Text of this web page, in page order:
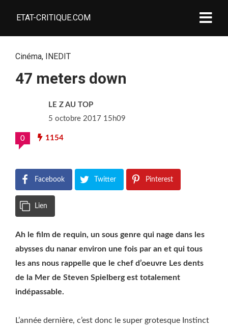
ETAT-CRITIQUE.COM
Cinéma, INEDIT
47 meters down
LE Z AU TOP
5 octobre 2017 15h09
0 1154
Facebook Twitter Pinterest
Lien
Ah le film de requin, un sous genre qui nage dans les
abysses du nanar environ une fois par an et qui tous
les ans nous rappelle que le chef d’oeuvre Les dents
de la Mer de Steven Spielberg est totalement
indépassable.
L’année dernière, c’est donc le super grotesque Instinct